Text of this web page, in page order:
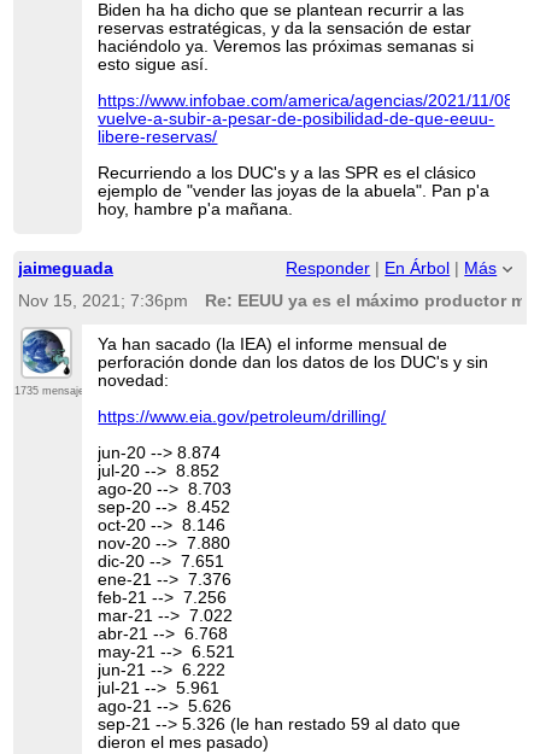
Biden ha ha dicho que se plantean recurrir a las
reservas estratégicas, y da la sensación de estar
haciéndolo ya. Veremos las próximas semanas si
esto sigue así.
https://www.infobae.com/america/agencias/2021/11/08/
vuelve-a-subir-a-pesar-de-posibilidad-de-que-eeuu-
libere-reservas/
Recurriendo a los DUC's y a las SPR es el clásico
ejemplo de "vender las joyas de la abuela". Pan p'a
hoy, hambre p'a mañana.
jaimeguada Responder En Árbol
Más
Nov 15, 2021; 7:36pm
Re: EEUU ya es el máximo productor
1735 mensajes
Ya han sacado (la IEA) el informe mensual de
perforación donde dan los datos de los DUC's y sin
novedad:
https://www.eia.gov/petroleum/drilling/
jun-20 --> 8.874
jul-20 --> 8.852
ago-20 --> 8.703
sep-20 --> 8.452
oct-20 --> 8.146
nov-20 --> 7.880
dic-20 --> 7.651
ene-21 --> 7.376
feb-21 --> 7.256
mar-21 --> 7.022
abr-21 --> 6.768
may-21 --> 6.521
jun-21 --> 6.222
jul-21 --> 5.961
ago-21 --> 5.626
sep-21 --> 5.326 (le han restado 59 al dato que
dieron el mes pasado)